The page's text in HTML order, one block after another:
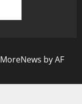
MoreNews by AF